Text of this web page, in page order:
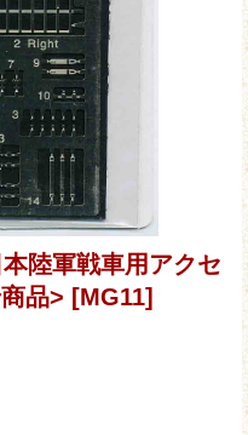
陸軍戦車用アクセ
品> [MG11]